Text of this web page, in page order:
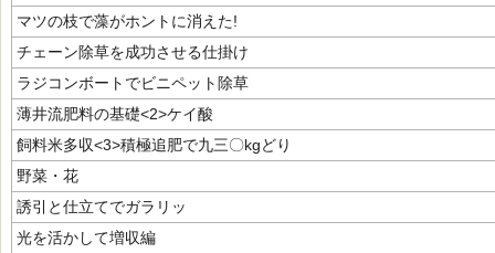
マツの枝で藻がホントに消えた!
チェーン除草を成功させる仕掛け
ラジコンボートでビニペット除草
薄井流肥料の基礎<2>ケイ酸
飼料米多収<3>積極追肥で九三〇kgどり
野菜・花
誘引と仕立てでガラリッ
光を活かして増収編